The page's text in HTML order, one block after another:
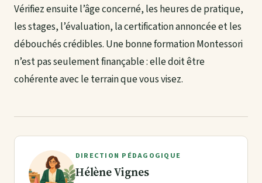
Vérifiez ensuite l’âge concerné, les heures de pratique,
les stages, l’évaluation, la certification annoncée et les
débouchés crédibles. Une bonne formation Montessori
n’est pas seulement finançable : elle doit être
cohérente avec le terrain que vous visez.
DIRECTION PÉDAGOGIQUE
Hélène Vignes